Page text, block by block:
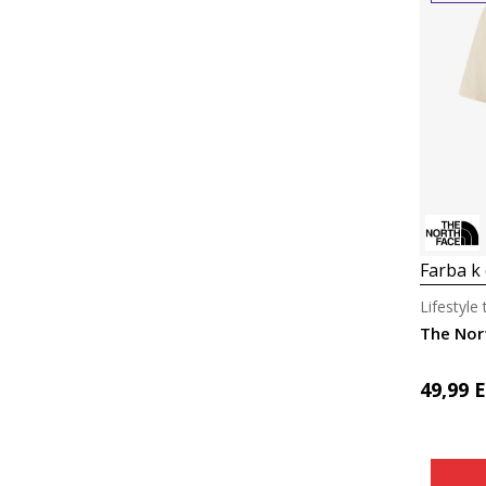
Farba k
Lifestyle
49,99